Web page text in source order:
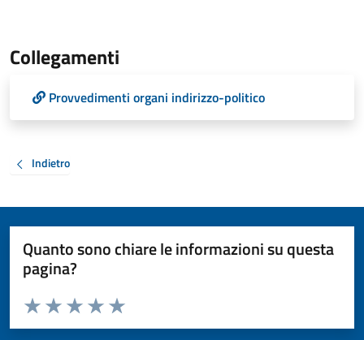
Collegamenti
Provvedimenti organi indirizzo-politico
Indietro
Quanto sono chiare le informazioni su questa
pagina?
Valuta da 1 a 5 stelle la pagina
Valuta 5 stelle su 5
Valuta 4 stelle su 5
Valuta 3 stelle su 5
Valuta 2 stelle su 5
Valuta 1 stelle su 5